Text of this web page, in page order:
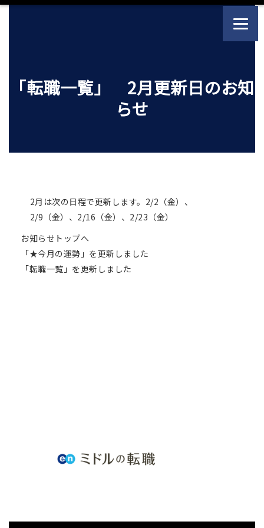
「転職一覧」 2月更新日のお知
らせ
2月は次の日程で更新します。2/2（金）、
2/9（金）、2/16（金）、2/23（金）
お知らせトップへ
「★今月の運勢」を更新しました
「転職一覧」を更新しました